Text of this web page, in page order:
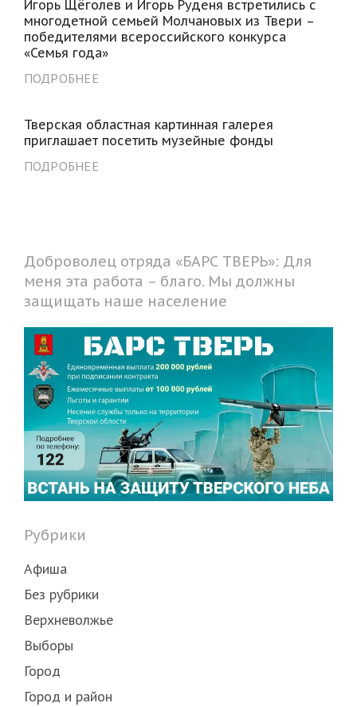
Игорь Щёголев и Игорь Руденя встретились с
многодетной семьей Молчановых из Твери –
победителями всероссийского конкурса
«Семья года»
ПОДРОБНЕЕ
Тверская областная картинная галерея
приглашает посетить музейные фонды
ПОДРОБНЕЕ
Доброволец отряда «БАРС ТВЕРЬ»: Для
меня эта работа – благо. Мы должны
защищать наше население
Рубрики
Афиша
Без рубрики
Верхневолжье
Выборы
Город
Город и район